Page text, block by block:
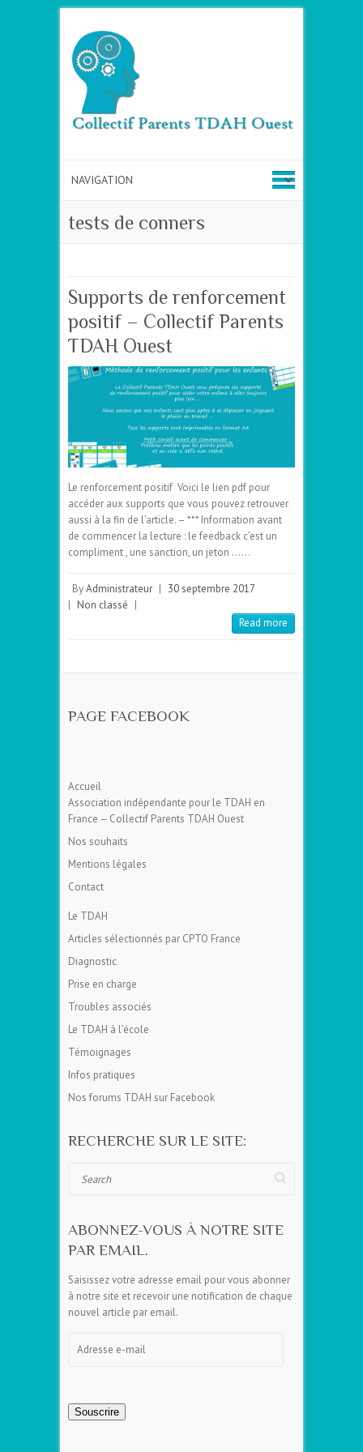
tests de conners
Supports de renforcement
positif – Collectif Parents
TDAH Ouest
Le renforcement positif Voici le lien pdf pour
accéder aux supports que vous pouvez retrouver
aussi à la fin de l’article. – *** Information avant
de commencer la lecture : le feedback c’est un
compliment , une sanction, un jeton ……
ByAdministrateur
30 septembre 2017
Non classé
Read more
PAGE FACEBOOK
Accueil
Association indépendante pour le TDAH en
France – Collectif Parents TDAH Ouest
Nos souhaits
Mentions légales
Contact
Le TDAH
Articles sélectionnés par CPTO France
Diagnostic
Prise en charge
Troubles associés
Le TDAH à l’école
Témoignages
Infos pratiques
Nos forums TDAH sur Facebook
RECHERCHE SUR LE SITE:
ABONNEZ-VOUS À NOTRE SITE
PAR EMAIL.
Saisissez votre adresse email pour vous abonner
à notre site et recevoir une notification de chaque
nouvel article par email.
Souscrire